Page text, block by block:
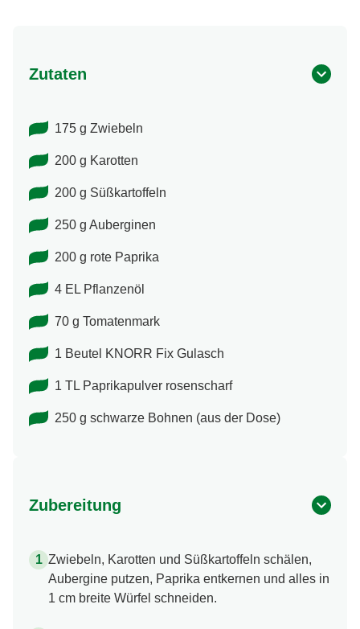
Zutaten
175 g Zwiebeln
200 g Karotten
200 g Süßkartoffeln
250 g Auberginen
200 g rote Paprika
4 EL Pflanzenöl
70 g Tomatenmark
1 Beutel KNORR Fix Gulasch
1 TL Paprikapulver rosenscharf
250 g schwarze Bohnen (aus der Dose)
Zubereitung
Zwiebeln, Karotten und Süßkartoffeln schälen,
Aubergine putzen, Paprika entkernen und alles in
1 cm breite Würfel schneiden.